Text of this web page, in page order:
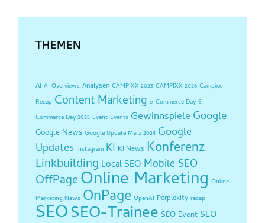
THEMEN
AI AI Overviews Analysen CAMPIXX 2025 CAMPIXX 2026 Campixx
Recap Content Marketing e-Commerce Day E-
Commerce Day 2025 Event Events Gewinnspiele Google
Google News Google Update März 2024 Google
Updates Instagram KI KI News Konferenz
Linkbuilding Local SEO Mobile SEO
OffPageOnline Marketing Online
Marketing News OnPage OpenAI Perplexity recap
SEOSEO-Trainee SEO Event SEO